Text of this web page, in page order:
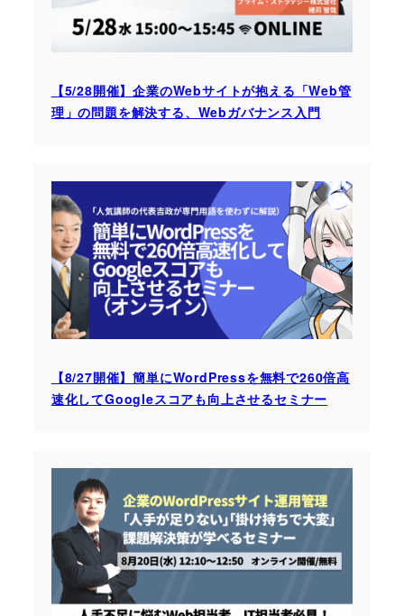
【5/28開催】企業のWebサイトが抱える「Web管
理」の問題を解決する、Webガバナンス入門
【8/27開催】簡単にWordPressを無料で260倍高
速化してGoogleスコアも向上させるセミナー